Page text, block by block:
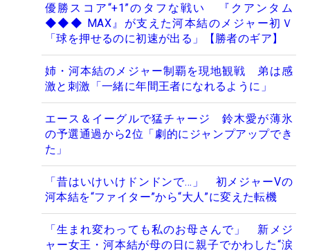
優勝スコア“+1”のタフな戦い 『クアンタム
◆◆◆ MAX』が支えた河本結のメジャー初Ｖ
「球を押せるのに初速が出る」【勝者のギア】
姉・河本結のメジャー制覇を現地観戦 弟は感
激と刺激「一緒に年間王者になれるように」
エース＆イーグルで猛チャージ 鈴木愛が薄氷
の予選通過から2位「劇的にジャンプアップでき
た」
「昔はいけいけドンドンで…」 初メジャーVの
河本結を“ファイター”から“大人”に変えた転機
「生まれ変わっても私のお母さんで」 新メジ
ャー女王・河本結が母の日に親子でかわした“涙